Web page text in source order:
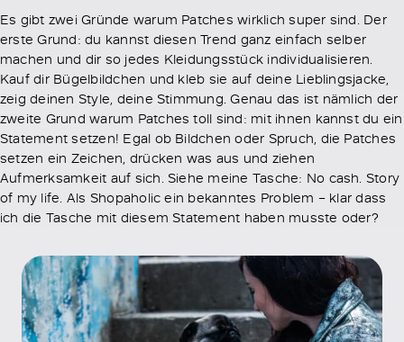
Es gibt zwei Gründe warum Patches wirklich super sind. Der
erste Grund: du kannst diesen Trend ganz einfach selber
machen und dir so jedes Kleidungsstück individualisieren.
Kauf dir Bügelbildchen und kleb sie auf deine Lieblingsjacke,
zeig deinen Style, deine Stimmung. Genau das ist nämlich der
zweite Grund warum Patches toll sind: mit ihnen kannst du ein
Statement setzen! Egal ob Bildchen oder Spruch, die Patches
setzen ein Zeichen, drücken was aus und ziehen
Aufmerksamkeit auf sich. Siehe meine Tasche: No cash. Story
of my life. Als Shopaholic ein bekanntes Problem – klar dass
ich die Tasche mit diesem Statement haben musste oder?